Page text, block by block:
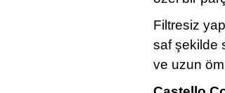
Filtresiz
saf şekilde
ve uzun